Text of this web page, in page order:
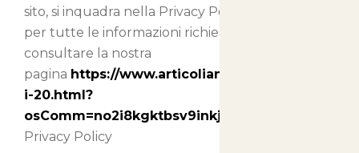
sito, si inquadra nella Privacy Policy dello stesso;
per tutte le informazioni richieste potete
consultare la nostra
pagina https://www.articolianimali.net/cookies-
i-20.html?
osComm=no2i8kgktbsv9inkj1pug1qf30
Privacy Policy